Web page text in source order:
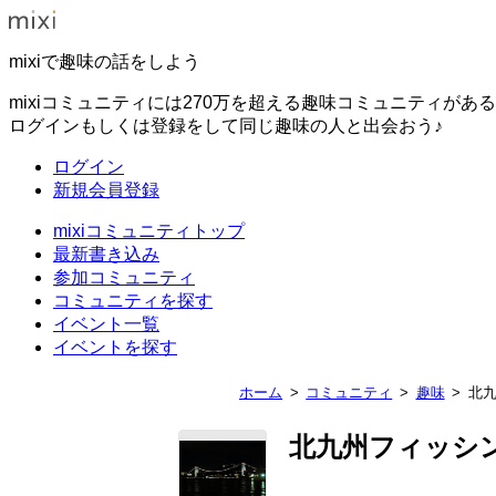
mixiで趣味の話をしよう
mixiコミュニティには270万を超える趣味コミュニティがある
ログインもしくは登録をして同じ趣味の人と出会おう♪
ログイン
新規会員登録
mixiコミュニティトップ
最新書き込み
参加コミュニティ
コミュニティを探す
イベント一覧
イベントを探す
ホーム コミュニティ 趣味 北
北九州フィッシ